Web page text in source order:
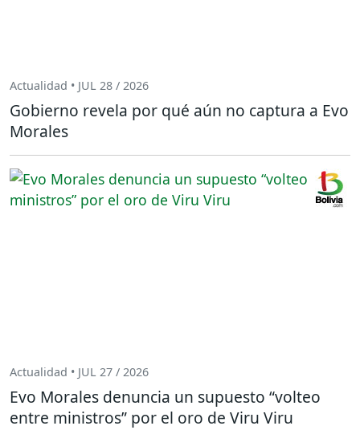
Actualidad • JUL 28 / 2026
Gobierno revela por qué aún no captura a Evo
Morales
Actualidad • JUL 27 / 2026
Evo Morales denuncia un supuesto “volteo
entre ministros” por el oro de Viru Viru